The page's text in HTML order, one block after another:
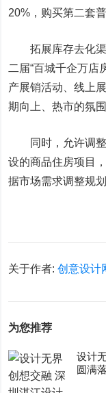
20%，购买第二套
拓展库存去化渠
二届“百城千企万店
产展销活动、线上
期向上、热市的氛围
同时，允许调整
设的商品住房项目
据市场需求调整规
关于作者:创意设计
为您推荐
设计
圆满